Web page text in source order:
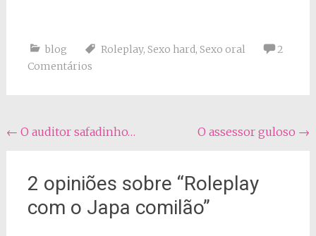
blog Roleplay, Sexo hard, Sexo oral
2
Comentários
Navegação
post
← O auditor safadinho… O assessor guloso →
2 opiniões sobre “Roleplay
com o Japa comilão”